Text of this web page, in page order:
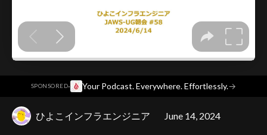
SPONSORED· Your Podcast. Everywhere. Effortlessly.→
ひよこインフラエンジニア June 14, 2024